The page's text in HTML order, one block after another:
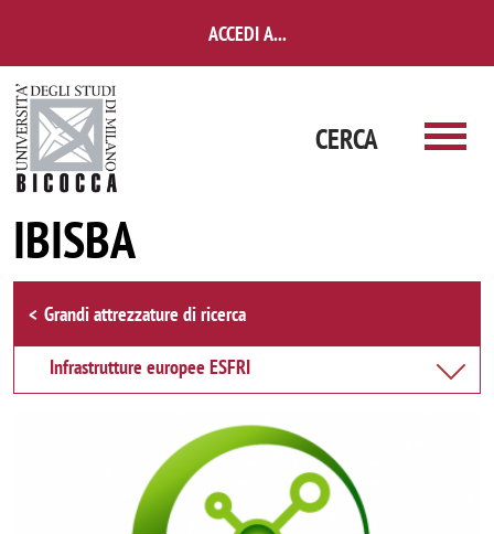
ACCEDI A...
CERCA
IBISBA
Browse the section
Grandi attrezzature di ricerca
Infrastrutture europee ESFRI